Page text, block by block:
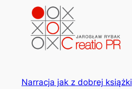
Narracja jak z dobrej książki